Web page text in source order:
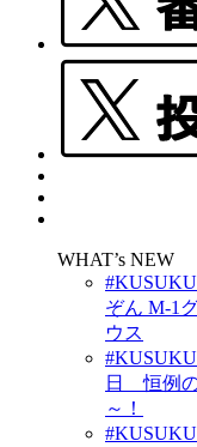
WHAT’s NEW
ぞん M-1
ウス
日 恒例の
～！